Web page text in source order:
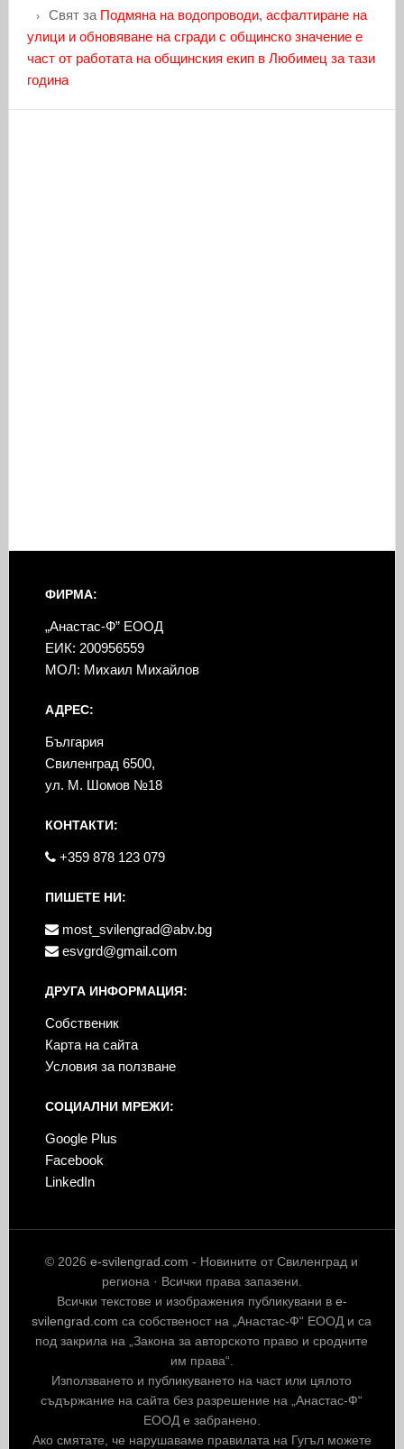
Святза Подмяна на водопроводи, асфалтиране на
улици и обновяване на сгради с общинско значение е
част от работата на общинския екип в Любимец за тази
година
ФИРМА:
„Анастас-Ф” ЕООД
ЕИК: 200956559
МОЛ: Михаил Михайлов
АДРЕС:
България
Свиленград 6500,
ул. М. Шомов №18
КОНТАКТИ:
+359 878 123 079
ПИШЕТЕ НИ:
most_svilengrad@abv.bg
esvgrd@gmail.com
ДРУГА ИНФОРМАЦИЯ:
Собственик
Карта на сайта
Условия за ползване
СОЦИАЛНИ МРЕЖИ:
Google Plus
Facebook
LinkedIn
© 2026e-svilengrad.com - Новините от Свиленград и
региона · Всички права запазени.
Всички текстове и изображения публикувани в e-
svilengrad.com са собственост на „Анастас-Ф“ ЕООД и са
под закрила на „Закона за авторското право и сродните
им права“.
Използването и публикуването на част или цялото
съдържание на сайта без разрешение на „Анастас-Ф“
ЕООД е забранено.
Ако смятате, че нарушаваме правилата на Гугъл можете